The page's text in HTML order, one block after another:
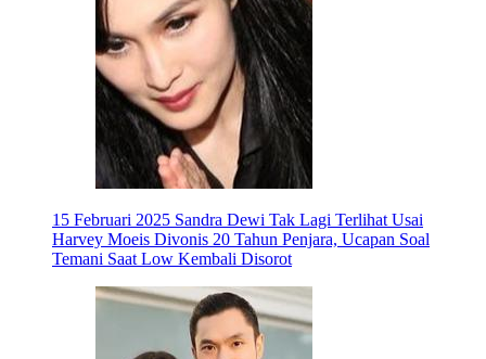
15 Februari 2025 Sandra Dewi Tak Lagi Terlihat Usai
Harvey Moeis Divonis 20 Tahun Penjara, Ucapan Soal
Temani Saat Low Kembali Disorot